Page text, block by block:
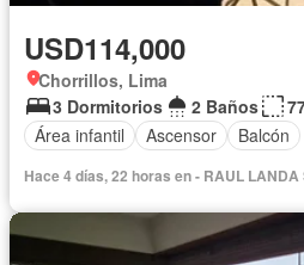
USD114,000
Chorrillos, Lima
3 Dormitorios
2 Baños
Área infantil
Ascensor Balcón
Hace 4 días, 22 horas en - RAUL LANDA